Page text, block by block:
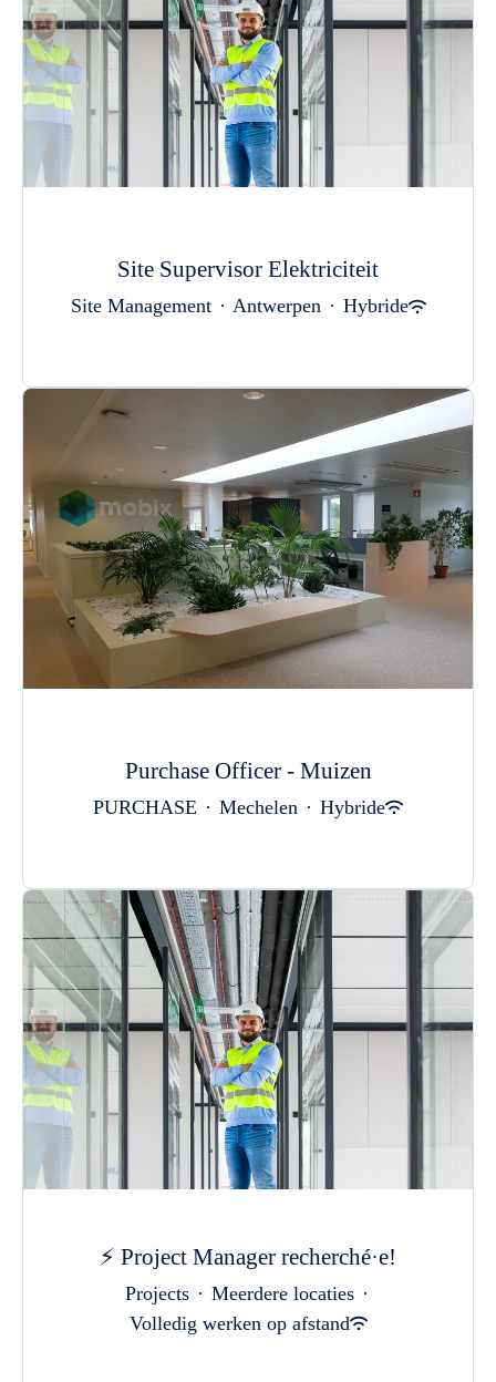
Site Supervisor Elektriciteit
Site Management · Antwerpen · Hybride
Purchase Officer - Muizen
PURCHASE · Mechelen · Hybride
⚡ Project Manager recherché·e!
Projects · Meerdere locaties ·
Volledig werken op afstand